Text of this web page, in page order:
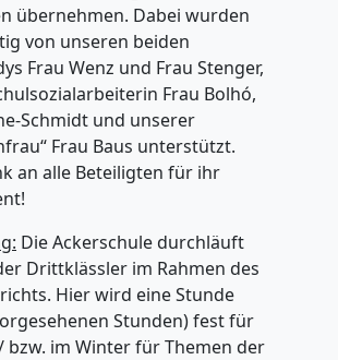
übernehmen. Dabei wurden
von unseren beiden
Frau Wenz und Frau Stenger,
Frau Bolhó,
Schmidt und unserer
Frau Baus unterstützt.
an alle Beteiligten für ihr
Die Ackerschule durchläuft
Drittklässler im Rahmen des
Hier wird eine Stunde
Stunden) fest für
bzw. im Winter für Themen der